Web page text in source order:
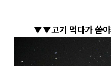
▼▼고기 먹다가 쏟아